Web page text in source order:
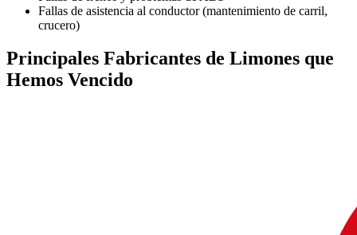
Fallas de asistencia al conductor (mantenimiento de carril,
crucero)
Principales Fabricantes de Limones que
Hemos Vencido